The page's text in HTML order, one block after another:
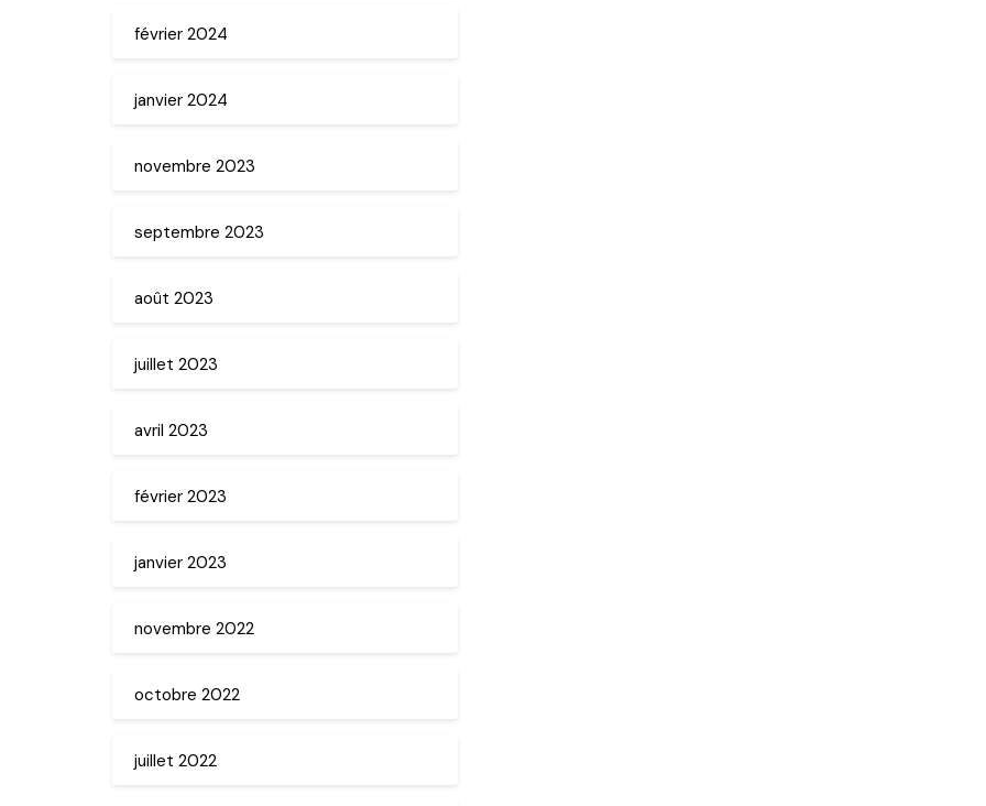
février 2024
janvier 2024
novembre 2023
septembre 2023
août 2023
juillet 2023
avril 2023
février 2023
janvier 2023
novembre 2022
octobre 2022
juillet 2022